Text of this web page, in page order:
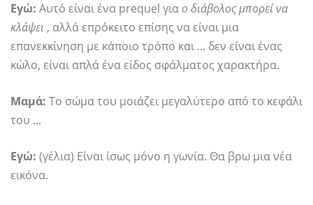
Εγώ: Αυτό είναι ένα prequel γιαο διάβολος μπορεί να
κλάψει , αλλά επρόκειτο επίσης να είναι μια
επανεκκίνηση με κάποιο τρόπο και ... δεν είναι ένας
κώλο, είναι απλά ένα είδος σφάλματος χαρακτήρα.
Μαμά: Το σώμα του μοιάζει μεγαλύτερο από το κεφάλι
του ...
Εγώ: (γέλια) Είναι ίσως μόνο η γωνία. Θα βρω μια νέα
εικόνα.